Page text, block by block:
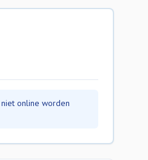
online worden